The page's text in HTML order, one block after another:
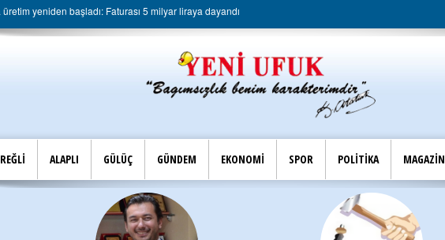
yeniden başladı: Faturası 5 milyar liraya dayandı
ALAPLI GÜLÜÇ GÜNDEM EKONOMİ SPOR POLİTİKA MAGAZİN